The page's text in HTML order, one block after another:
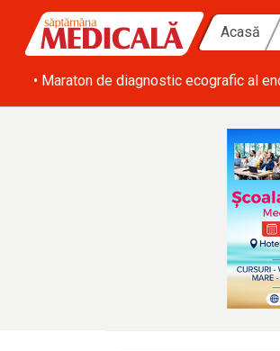
Acasă
• SRATI solicită măsuri urgente